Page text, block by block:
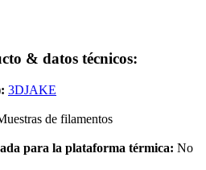
& datos técnicos:
3DJAKE
de filamentos
para la plataforma térmica: No